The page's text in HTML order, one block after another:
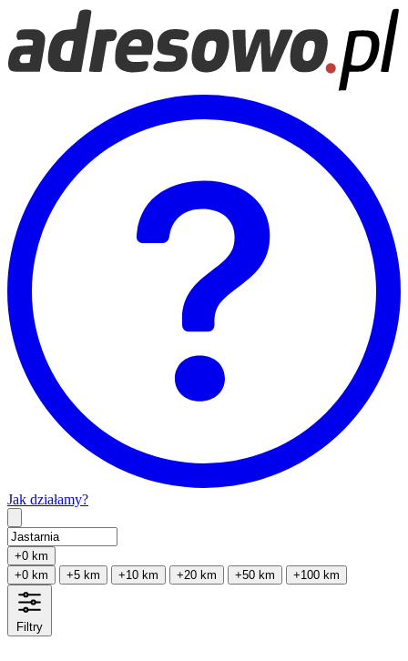
Jak działamy?
+0 km
+0 km
+5 km +10 km +20 km +50 km +100 km
Filtry